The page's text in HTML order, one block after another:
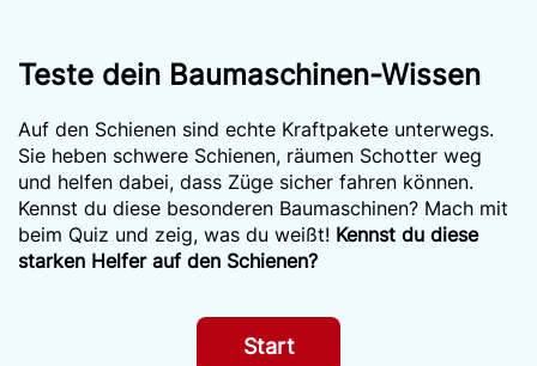
Teste dein Baumaschinen-Wissen
Auf den Schienen sind echte Kraftpakete unterwegs.
Sie heben schwere Schienen, räumen Schotter weg
und helfen dabei, dass Züge sicher fahren können.
Kennst du diese besonderen Baumaschinen? Mach mit
beim Quiz und zeig, was du weißt! Kennst du diese
starken Helfer auf den Schienen?
Start